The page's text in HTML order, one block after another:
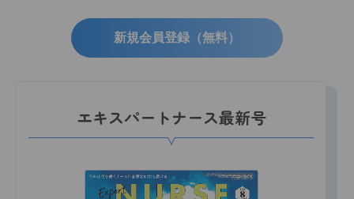
新規会員登録（無料）
エキスパートナース最新号